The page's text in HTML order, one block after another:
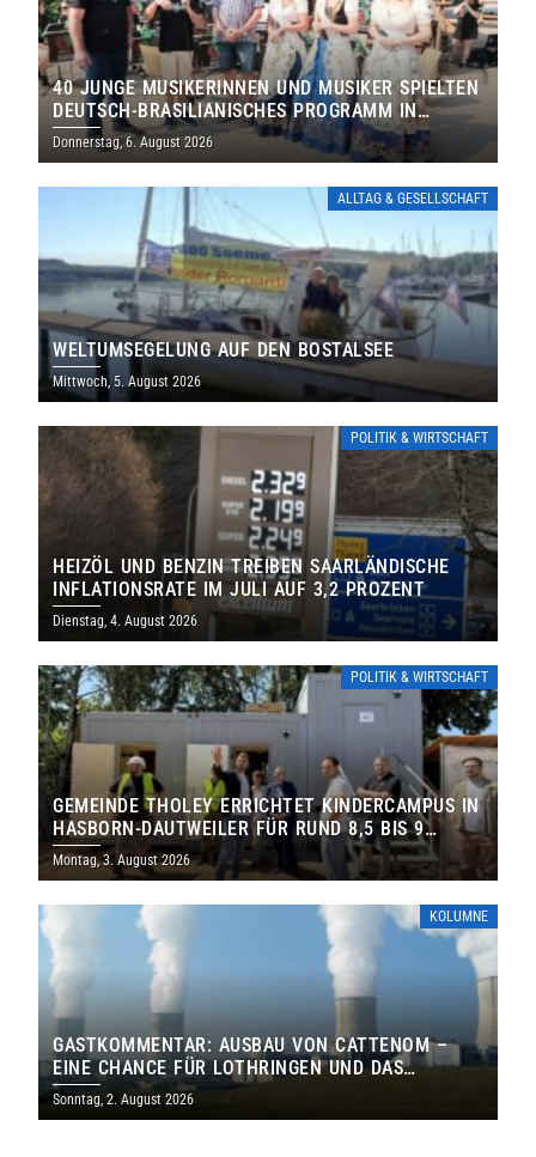
40 JUNGE MUSIKERINNEN UND MUSIKER SPIELTEN
DEUTSCH-BRASILIANISCHES PROGRAMM IN
THOLEY
Donnerstag, 6. August 2026
ALLTAG & GESELLSCHAFT
WELTUMSEGELUNG AUF DEN BOSTALSEE
Mittwoch, 5. August 2026
POLITIK & WIRTSCHAFT
HEIZÖL UND BENZIN TREIBEN SAARLÄNDISCHE
INFLATIONSRATE IM JULI AUF 3,2 PROZENT
Dienstag, 4. August 2026
POLITIK & WIRTSCHAFT
GEMEINDE THOLEY ERRICHTET KINDERCAMPUS IN
HASBORN-DAUTWEILER FÜR RUND 8,5 BIS 9
MILLIONEN EURO
Montag, 3. August 2026
KOLUMNE
GASTKOMMENTAR: AUSBAU VON CATTENOM –
EINE CHANCE FÜR LOTHRINGEN UND DAS
SAARLAND
Sonntag, 2. August 2026